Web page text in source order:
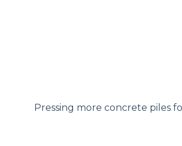
Pressing more concrete piles